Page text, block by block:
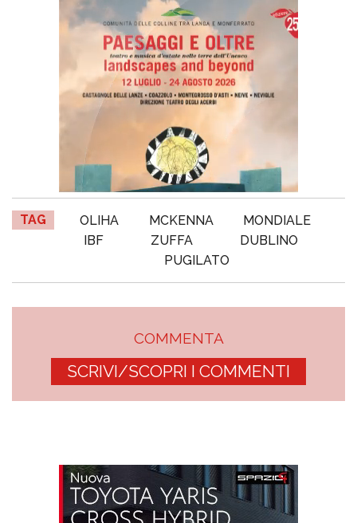
TAG OLIHA MCKENNA
MONDIALE
IBF
ZUFFA
DUBLINO
PUGILATO
COMMENTA
SCRIVI/SCOPRI I COMMENTI